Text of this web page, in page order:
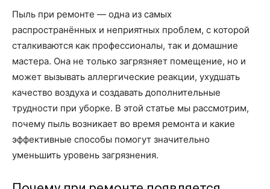
Пыль при ремонте — одна из самых
распространённых и неприятных проблем, с которой
сталкиваются как профессионалы, так и домашние
мастера. Она не только загрязняет помещение, но и
может вызывать аллергические реакции, ухудшать
качество воздуха и создавать дополнительные
трудности при уборке. В этой статье мы рассмотрим,
почему пыль возникает во время ремонта и какие
эффективные способы помогут значительно
уменьшить уровень загрязнения.